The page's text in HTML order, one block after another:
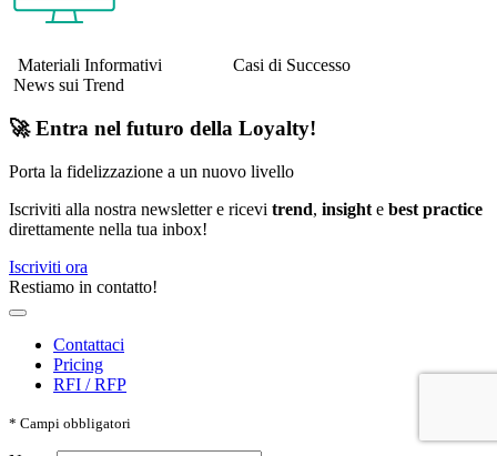
Materiali Informativi Casi di Successo
News sui Trend
🚀 Entra nel futuro della Loyalty!
Porta la fidelizzazione a un nuovo livello
Iscriviti alla nostra newsletter e ricevi trend, insight e best practice
direttamente nella tua inbox!
Iscriviti ora
Restiamo in contatto!
Contattaci
Pricing
RFI / RFP
* Campi obbligatori